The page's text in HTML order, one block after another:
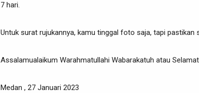
7 hari.
Untuk surat rujukannya, kamu tinggal foto saja, tapi pastikan
Assalamualaikum Warahmatullahi Wabarakatuh atau
Medan , 27 Januari 2023